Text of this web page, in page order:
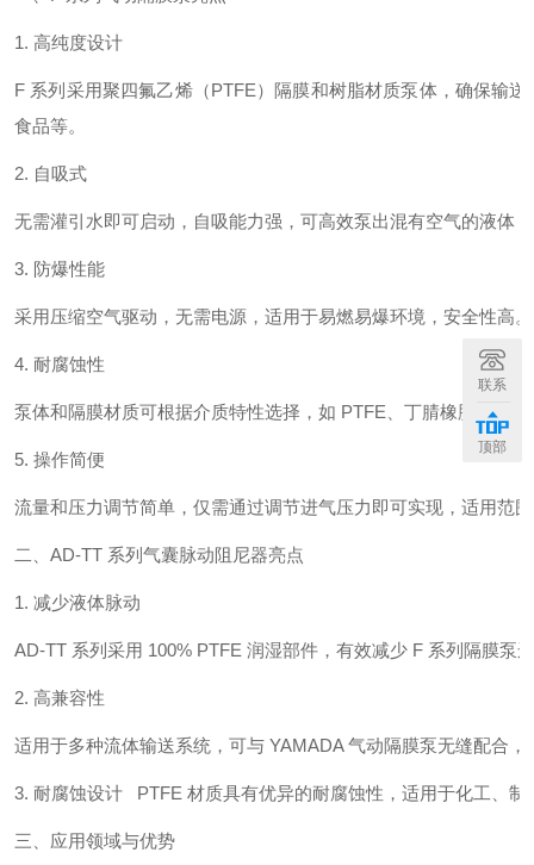
1. 高纯度设计
F 系列采用聚四氟乙烯（PTFE）隔膜和树脂材质泵体，确保输
食品等。
2. 自吸式
无需灌引水即可启动，自吸能力强，可高效泵出混有空气的液体
3. 防爆性能
采用压缩空气驱动，无需电源，适用于易燃易爆环境，安全性高。
4. 耐腐蚀性
泵体和隔膜材质可根据介质特性选择，如 PTFE、丁腈橡胶等，
5. 操作简便
流量和压力调节简单，仅需通过调节进气压力即可实现，适用范
二、AD-TT 系列气囊脉动阻尼器亮点
1. 减少液体脉动
AD-TT 系列采用 100% PTFE 润湿部件，有效减少 F 系列隔膜泵
2. 高兼容性
适用于多种流体输送系统，可与 YAMADA 气动隔膜泵无缝配合，
3. 耐腐蚀设计 PTFE 材质具有优异的耐腐蚀性，适用于化工、制
三、应用领域与优势
联系
顶部